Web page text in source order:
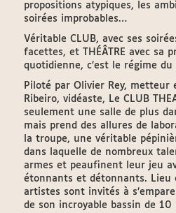
propositions atypiques, les
soirées improbables…
Véritable CLUB, avec ses
facettes, et THÉÂTRE avec sa
quotidienne, c’est le régime du
Piloté par Olivier Rey, metteur
Ribeiro, vidéaste, Le CLUB
seulement une salle de plus
mais prend des allures de
la troupe, une véritable
dans laquelle de nombreux
armes et peaufinent leur jeu
étonnants et détonnants. Lieu
artistes sont invités à
de son incroyable bassin de 10